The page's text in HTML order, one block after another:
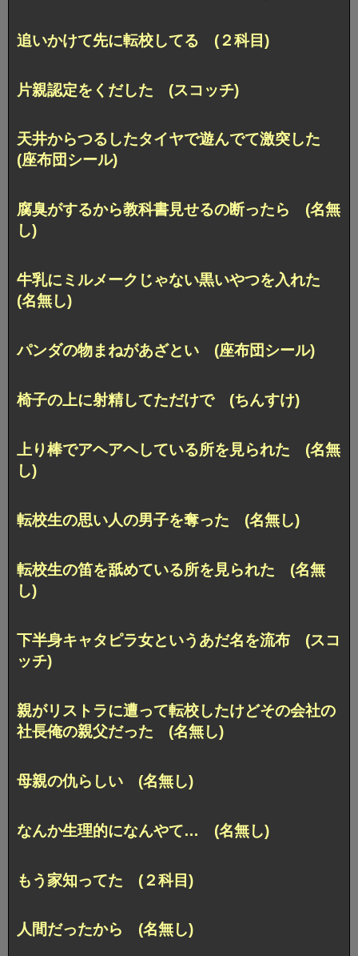
追いかけて先に転校してる (２科目)
片親認定をくだした (スコッチ)
天井からつるしたタイヤで遊んでて激突した
(座布団シール)
腐臭がするから教科書見せるの断ったら (名無
し)
牛乳にミルメークじゃない黒いやつを入れた
(名無し)
パンダの物まねがあざとい (座布団シール)
椅子の上に射精してただけで (ちんすけ)
上り棒でアヘアヘしている所を見られた (名無
し)
転校生の思い人の男子を奪った (名無し)
転校生の笛を舐めている所を見られた (名無
し)
下半身キャタピラ女というあだ名を流布 (スコ
ッチ)
親がリストラに遭って転校したけどその会社の
社長俺の親父だった (名無し)
母親の仇らしい (名無し)
なんか生理的になんやて… (名無し)
もう家知ってた (２科目)
人間だったから (名無し)